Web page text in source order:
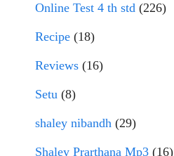
Online Test 4 th std (226)
Recipe (18)
Reviews (16)
Setu (8)
shaley nibandh (29)
Shaley Prarthana Mp3 (16)